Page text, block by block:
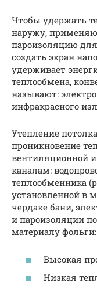
Чтобы удержать
наружу,
пароизоляцию
создать экран
удерживает
теплообмена,
называют:
инфракрасного
Утепление
проникновение
вентиляционной
каналам:
теплообменника
установленной в
чердаке бани,
и пароизоляции
материалу фольги:
Высокая
Низкая